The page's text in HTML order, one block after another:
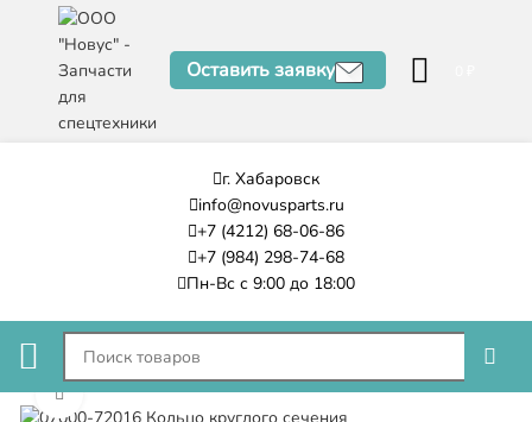
Оставить заявку
г. Хабаровск
info@novusparts.ru
+7 (4212) 68-06-86
+7 (984) 298-74-68
Пн-Вс с 9:00 до 18:00
Нажмите, чтобы увеличить